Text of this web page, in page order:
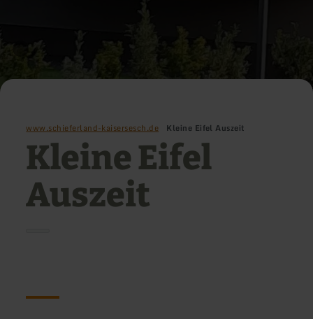
www.schieferland-kaisersesch.de Kleine Eifel Auszeit
Kleine Eifel
Auszeit